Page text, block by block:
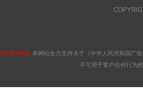
【免责声明】 本网站全力支持关于《中华人民共和国广
不可用于客户任何行为